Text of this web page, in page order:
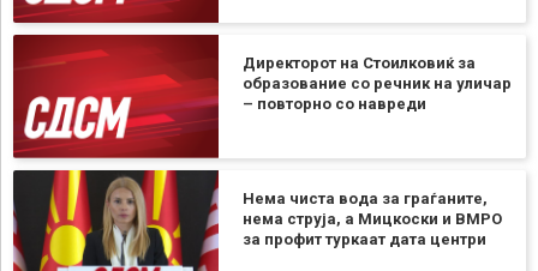
Директорот на Стоилковиќ за
образование со речник на уличар
– повторно со навреди
Нема чиста вода за граѓаните,
нема струја, а Мицкоски и ВМРО
за профит туркаат дата центри